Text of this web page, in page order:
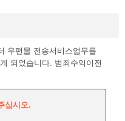
우편물 전송서비스업무를
되었습니다. 범죄수익이전
십시오.